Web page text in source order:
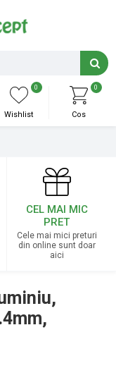
0
Cos
0
Wishlist
CEL MAI MIC
PRET
Cele mai mici preturi
din online sunt doar
aici